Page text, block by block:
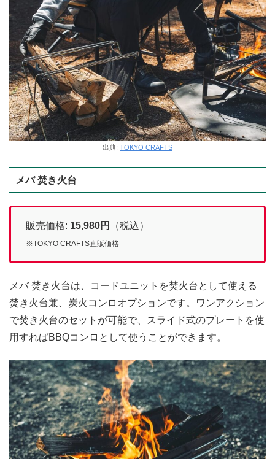
出典: TOKYO CRAFTS
メバ 焚き火台
販売価格: 15,980円 （税込）
※TOKYO CRAFTS直販価格
メバ 焚き火台は、コードユニットを焚火台として使える
焚き火台兼、炭火コンロオプションです。ワンアクション
で焚き火台のセットが可能で、スライド式のプレートを使
用すればBBQコンロとして使うことができます。